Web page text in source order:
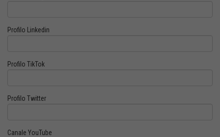
Profilo Linkedin
Profilo TikTok
Profilo Twitter
Canale YouTube